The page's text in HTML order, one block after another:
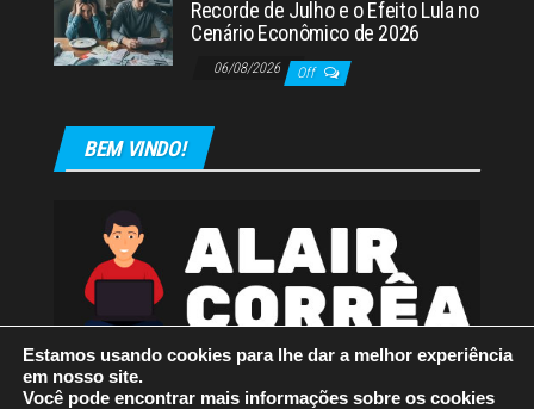
Recorde de Julho e o Efeito Lula no
Cenário Econômico de 2026
06/08/2026 Off
BEM VINDO!
Estamos usando cookies para lhe dar a melhor experiência
em nosso site.
Você pode encontrar mais informações sobre os cookies